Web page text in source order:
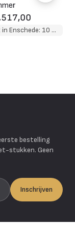
Verwacht in Enschede: 10 weken
bestelling
stukken. Geen
Inschrijven